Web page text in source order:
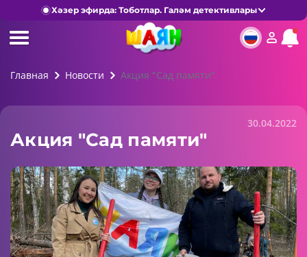
Хәзер эфирда: Тоботлар. Галәм детективлары
Главная Новости Акция "Сад памяти"
30.04.2022
Акция "Сад памяти"